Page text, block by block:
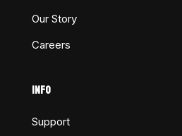
Our Story
Careers
INFO
Support